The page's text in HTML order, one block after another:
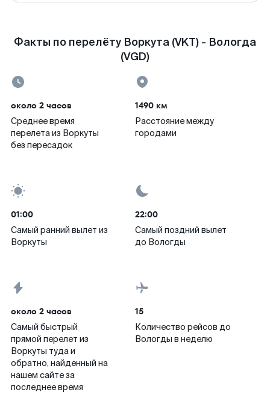
Факты по перелёту Воркута (VKT) - Вологда
(VGD)
около 2 часов
Среднее время
перелета из Воркуты
без пересадок
1490 км
Расстояние между
городами
01:00
Самый ранний вылет из
Воркуты
22:00
Самый поздний вылет
до Вологды
около 2 часов
Самый быстрый
прямой перелет из
Воркуты туда и
обратно, найденный на
нашем сайте за
последнее время
15
Количество рейсов до
Вологды в неделю